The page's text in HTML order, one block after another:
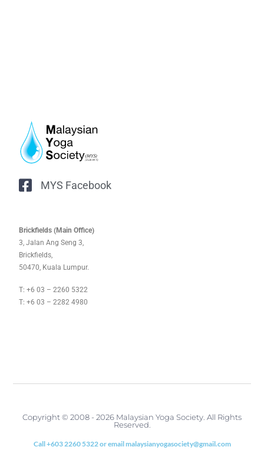
MYS Facebook
Brickfields (Main Office)
3, Jalan Ang Seng 3,
Brickfields,
50470, Kuala Lumpur.
T: +6 03 – 2260 5322
T: +6 03 – 2282 4980
Copyright © 2008 - 2026 Malaysian Yoga Society. All Rights
Reserved.
Call +603 2260 5322 or email malaysianyogasociety@gmail.com